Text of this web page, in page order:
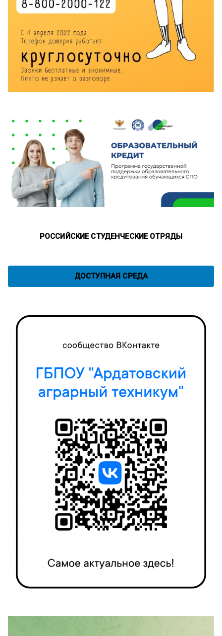
РОССИЙСКИЕ СТУДЕНЧЕСКИЕ ОТРЯДЫ
ДОСТУПНАЯ СРЕДА